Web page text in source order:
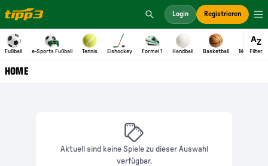
Aktuell sind keine Spiele zu dieser Auswahl
verfügbar.